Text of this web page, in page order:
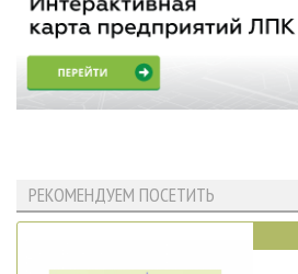
РЕКОМЕНДУЕМ ПОСЕТИТЬ